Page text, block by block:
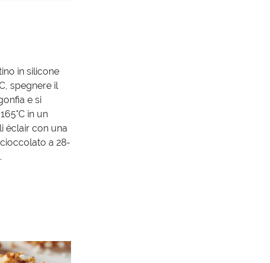
in silicone
spegnere il
e si
in un
éclair con una
a 28-